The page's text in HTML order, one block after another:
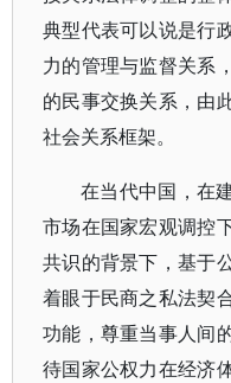
典型代表可以说是行
力的管理与监督关系
的民事交换关系，由
社会关系框架。
在当代中国，在
市场在国家宏观调控
共识的背景下，基于
着眼于民商之私法契
功能，尊重当事人间
待国家公权力在经济